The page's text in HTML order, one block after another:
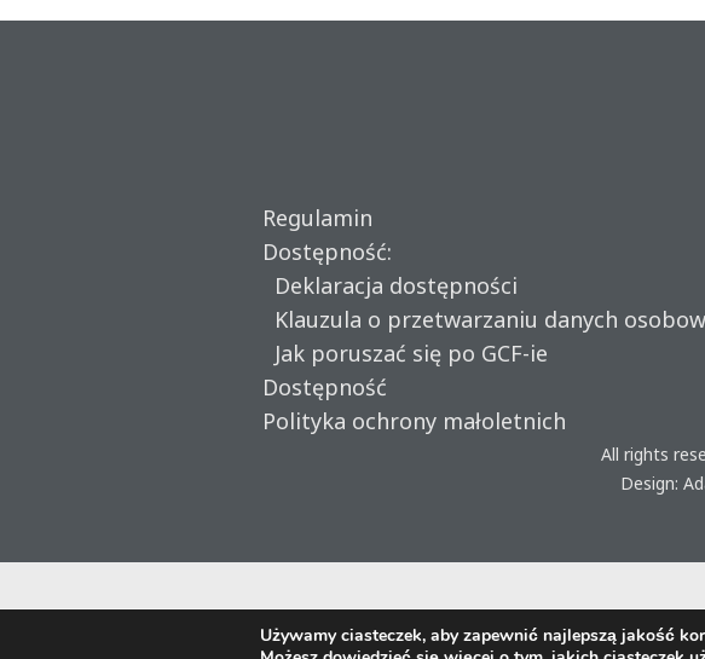
Regulamin
Dostępność:
Deklaracja dostępności
Klauzula o przetwarzaniu danych
Jak poruszać się po GCF-ie
Dostępność
Polityka ochrony małoletnich
All rights
Design:
Używamy ciasteczek, aby zapewnić najlepszą jakość